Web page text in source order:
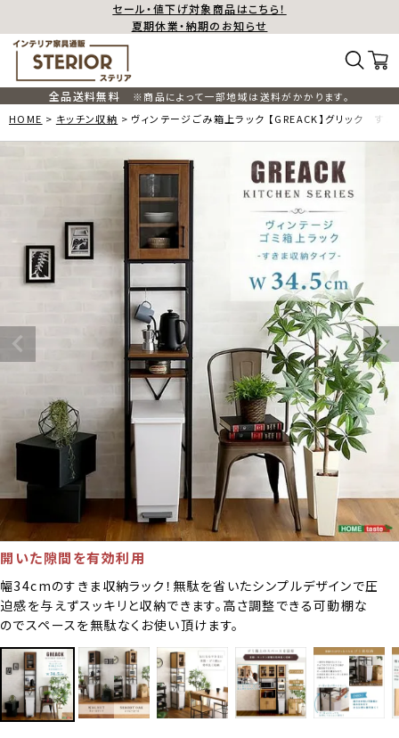
セール・値下げ対象商品はこちら！
夏期休業・納期のお知らせ
全品送料無料
※商品によって一部地域は送料がかかります。
HOME
キッチン収納 ヴィンテージごみ箱上ラック 【GREACK】グリック す
開いた隙間を有効利用
幅34cmのすきま収納ラック！無駄を省いたシンプルデザインで圧
迫感を与えずスッキリと収納できます。高さ調整できる可動棚な
のでスペースを無駄なくお使い頂けます。